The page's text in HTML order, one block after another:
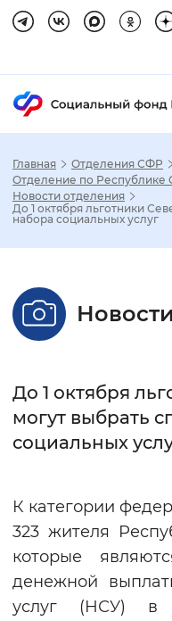
Настройка
Стандартный
Без
Монохромный
Главная
Отделения СФР
Отделение по Республике
Новости отделения
До 1 октября льготники
набора социальных услуг
До 1 октября
могут выбрать
социальных
К категории
323 жителя
которые
денежной
услуг (НСУ) в